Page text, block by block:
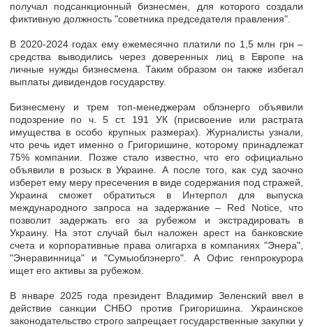
получал подсанкционный бизнесмен, для которого создали
фиктивную должность "советника председателя правления".
В 2020-2024 годах ему ежемесячно платили по 1,5 млн грн –
средства выводились через доверенных лиц в Европе на
личные нужды бизнесмена. Таким образом он также избегал
выплаты дивидендов государству.
Бизнесмену и трем топ-менеджерам облэнерго объявили
подозрение по ч. 5 ст. 191 УК (присвоение или растрата
имущества в особо крупных размерах). Журналисты узнали,
что речь идет именно о Григоришине, которому принадлежат
75% компании. Позже стало известно, что егоофициально
объявили в розыск в Украине . А после того, как суд заочно
изберет ему меру пресечения в виде содержания под стражей,
Украина сможет обратиться в Интерпол для выпуска
международного запроса на задержание – Red Notice, что
позволит задержать его за рубежом и экстрадировать в
Украину. На этот случай был наложен арест на банковские
счета и корпоративные права олигарха в компаниях "Энера",
"Энеравинница" и "Сумыоблэнерго". А Офис генпрокурора
ищет его активы за рубежом.
В январе 2025 года президент Владимир Зеленский ввел в
действие санкции СНБО против Григоришина. Украинское
законодательство строго запрещает государственные закупки у